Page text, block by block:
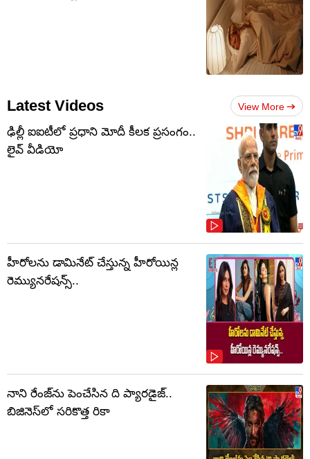
Latest Videos View More
ఢిల్లీ ఐఐటీలో ప్రధాని మోదీ కీలక ప్రసంగం..
లైవ్ వీడియో
హీరోలను డామినేట్ చేస్తున్న హీరోయిన్ల
రెమ్యునరేషన్స్..
నాని రేంజ్‌ను పెంచేసిన ది ప్యారడైజ్..
బిజినెస్‌లో సరికొత్త రికా